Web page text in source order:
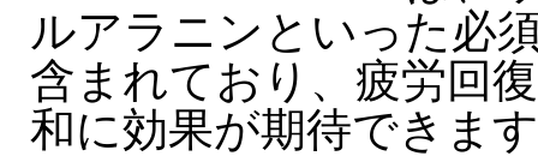
ルアラニンといった必
含まれており、疲労回
和に効果が期待できま